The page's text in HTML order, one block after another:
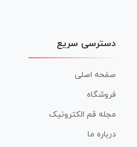
دسترسی سریع
صفحه اصلی
فروشگاه
مجله قم الکترونیک
درباره ما